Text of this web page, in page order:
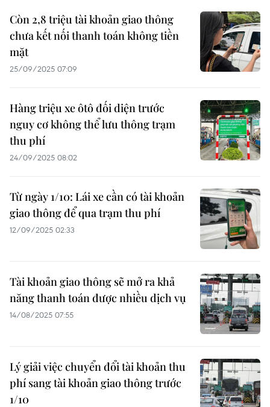
Còn 2,8 triệu tài khoản giao thông
chưa kết nối thanh toán không tiền
mặt
25/09/2025 07:09
Hàng triệu xe ôtô đối diện trước
nguy cơ không thể lưu thông trạm
thu phí
24/09/2025 08:02
Từ ngày 1/10: Lái xe cần có tài khoản
giao thông để qua trạm thu phí
12/09/2025 02:33
Tài khoản giao thông sẽ mở ra khả
năng thanh toán được nhiều dịch vụ
14/08/2025 07:55
Lý giải việc chuyển đổi tài khoản thu
phí sang tài khoản giao thông trước
1/10